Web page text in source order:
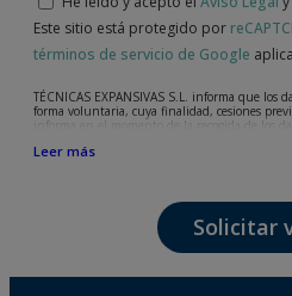
Este sitio está protegido por
términos de servicio de Google
TÉCNICAS EXPANSIVAS S.L. informa que los
forma voluntaria, cuya finalidad, cesiones
informa en el momento de la recogida de los
su solicitud, queja o duda planteada,
Los datos incorporados a nuestros ficheros
tratados con la máxima confidencialidad y
el Reglamento General de Protección de
Leer más
Solicitar